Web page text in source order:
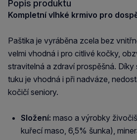
Popis produktu
Kompletní vlhké krmivo pro
Paštika je vyráběna zcela bez
velmi vhodná i pro citlivé kočky,
stravitelná a zdraví prospěšná. Díky
tuku je vhodná i při nadváze,
kočičí seniory.
Složení: maso a výrobky
kuřecí maso, 6,5% šunka),